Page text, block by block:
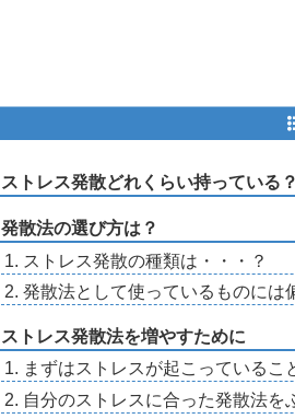
ストレス発散どれくらい持っている？
発散法の選び方は？
ストレス発散の種類は・・・？
発散法として使っているものには
ストレス発散法を増やすために
まずはストレスが起こっているこ
自分のストレスに合った発散法を